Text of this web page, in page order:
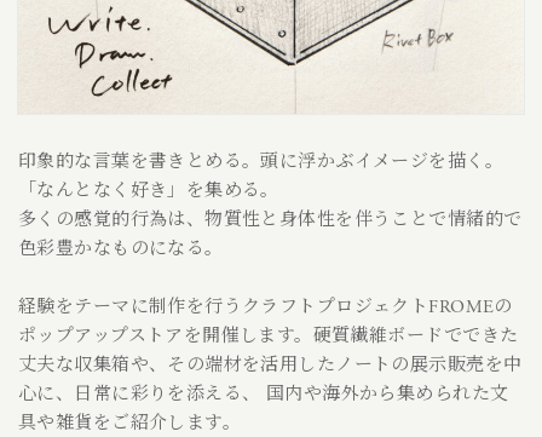
印象的な言葉を書きとめる。頭に浮かぶイメージを描く。
「なんとなく好き」を集める。
多くの感覚的行為は、物質性と身体性を伴うことで情緒的で
色彩豊かなものになる。
経験をテーマに制作を行うクラフトプロジェクトFROMEの
ポップアップストアを開催します。硬質繊維ボードでできた
丈夫な収集箱や、その端材を活用したノートの展示販売を中
心に、日常に彩りを添える、 国内や海外から集められた文
具や雑貨をご紹介します。